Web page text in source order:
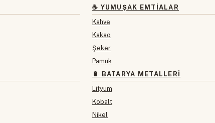
☕ YUMUŞAK EMTIALAR
Kahve
Kakao
Şeker
Pamuk
🔋 BATARYA METALLERI
Lityum
Kobalt
Nikel